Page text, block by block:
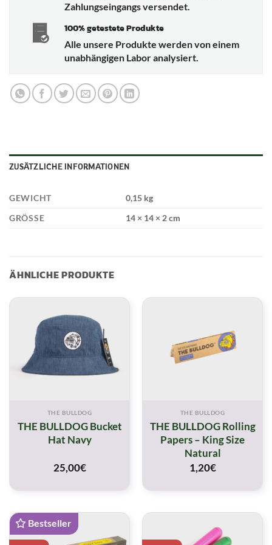
Zahlungseingangs versendet.
100% getestete Produkte
Alle unsere Produkte werden von einem
unabhängigen Labor analysiert.
ZUSÄTZLICHE INFORMATIONEN
GEWICHT
0,15 kg
GRÖSSE
14 × 14 × 2 cm
ÄHNLICHE PRODUKTE
THE BULLDOG
THE BULLDOG Bucket
Hat Navy
25,00€
THE BULLDOG
THE BULLDOG Rolling
Papers – King Size
Natural
1,20€
Bestseller